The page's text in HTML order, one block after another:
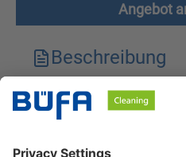
Angebot
Beschreibung
Technische